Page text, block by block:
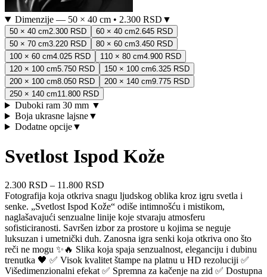
Dimenzije — 50 × 40 cm• 2.300 RSD ▼
50 × 40 cm2.300 RSD 60 × 40 cm2.645 RSD
50 × 70 cm3.220 RSD 80 × 60 cm3.450 RSD
100 × 60 cm4.025 RSD 110 × 80 cm4.900 RSD
120 × 100 cm5.750 RSD 150 × 100 cm6.325 RSD
200 × 100 cm8.050 RSD 200 × 140 cm9.775 RSD
250 × 140 cm11.800 RSD
Duboki ram 30 mm ▼
Boja ukrasne lajsne▼
Dodatne opcije▼
Svetlost Ispod Kože
2.300 RSD – 11.800 RSD
Fotografija koja otkriva snagu ljudskog oblika kroz igru svetla i
senke. „Svetlost Ispod Kože“ odiše intimnošću i mistikom,
naglašavajući senzualne linije koje stvaraju atmosferu
sofisticiranosti. Savršen izbor za prostore u kojima se neguje
luksuzan i umetnički duh. Zanosna igra senki koja otkriva ono što
reči ne mogu ✨🔥 Slika koja spaja senzualnost, eleganciju i dubinu
trenutka 🖤 ✅ Visok kvalitet štampe na platnu u HD rezoluciji ✅
Višedimenzionalni efekat ✅ Spremna za kačenje na zid ✅ Dostupna